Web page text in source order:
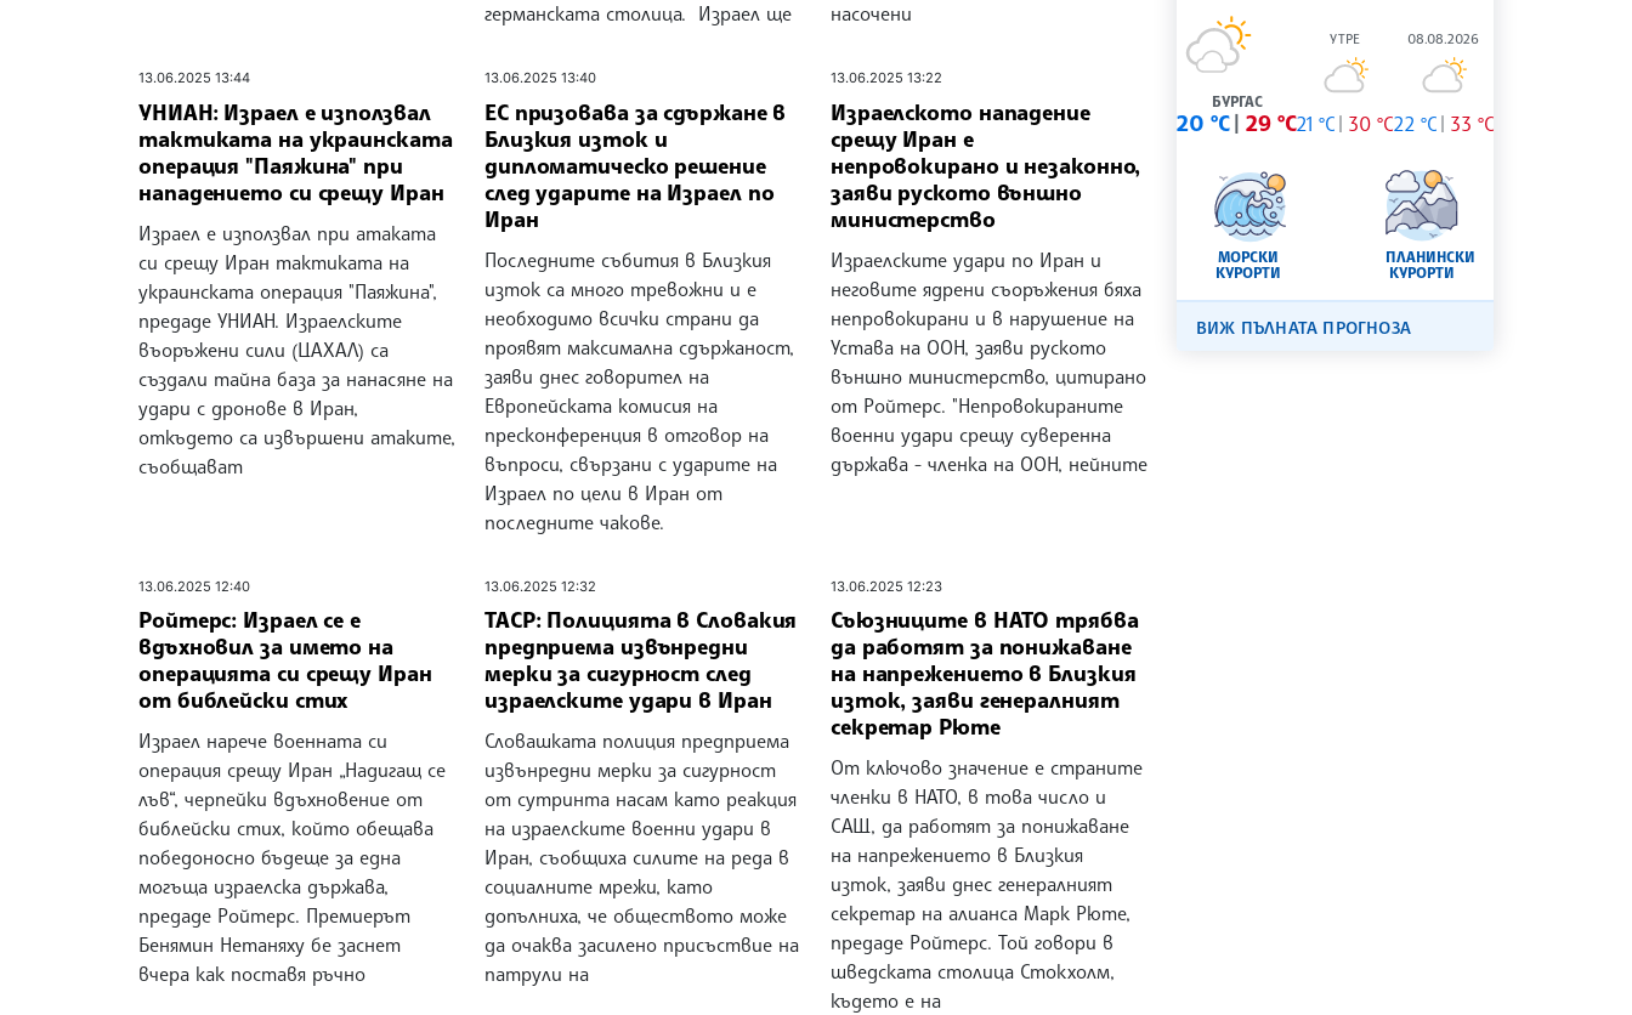
германската столица. Израел ще
насочени
13.06.2025 13:44
УНИАН: Израел е използвал
тактиката на украинската
операция "Паяжина" при
нападението си срещу Иран
Израел е използвал при атаката
си срещу Иран тактиката на
украинската операция "Паяжина",
предаде УНИАН. Израелските
въоръжени сили (ЦАХАЛ) са
създали тайна база за нанасяне на
удари с дронове в Иран,
откъдето са извършени атаките,
съобщават
13.06.2025 13:40
ЕС призовава за сдържане в
Близкия изток и
дипломатическо решение
след ударите на Израел по
Иран
Последните събития в Близкия
изток са много тревожни и е
необходимо всички страни да
проявят максимална сдържаност,
заяви днес говорител на
Европейската комисия на
пресконференция в отговор на
въпроси, свързани с ударите на
Израел по цели в Иран от
последните чакове.
13.06.2025 13:22
Израелското нападение
срещу Иран е
непровокирано и незаконно,
заяви руското външно
министерство
Израелските удари по Иран и
неговите ядрени съоръжения бяха
непровокирани и в нарушение на
Устава на ООН, заяви руското
външно министерство, цитирано
от Ройтерс. "Непровокираните
военни удари срещу суверенна
държава - членка на ООН, нейните
13.06.2025 12:40
Ройтерс: Израел се е
вдъхновил за името на
операцията си срещу Иран
от библейски стих
Израел нарече военната си
операция срещу Иран „Надигащ се
лъв“, черпейки вдъхновение от
библейски стих, който обещава
победоносно бъдеще за една
могъща израелска държава,
предаде Ройтерс. Премиерът
Бенямин Нетаняху бе заснет
вчера как поставя ръчно
13.06.2025 12:32
ТАСР: Полицията в Словакия
предприема извънредни
мерки за сигурност след
израелските удари в Иран
Словашката полиция предприема
извънредни мерки за сигурност
от сутринта насам като реакция
на израелските военни удари в
Иран, съобщиха силите на реда в
социалните мрежи, като
допълниха, че обществото може
да очаква засилено присъствие на
патрули на
13.06.2025 12:23
Съюзниците в НАТО трябва
да работят за понижаване
на напрежението в Близкия
изток, заяви генералният
секретар Рюте
От ключово значение е страните
членки в НАТО, в това число и
САЩ, да работят за понижаване
на напрежението в Близкия
изток, заяви днес генералният
секретар на алианса Марк Рюте,
предаде Ройтерс. Той говори в
шведската столица Стокхолм,
където е на
БУРГАС
20 °C 29 °C
УТРЕ
21 °C 30 °C
08.08.2026
22 °C 33 °C
МОРСКИ
КУРОРТИ
ПЛАНИНСКИ
КУРОРТИ
ВИЖ ПЪЛНАТА ПРОГНОЗА